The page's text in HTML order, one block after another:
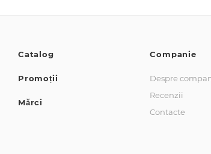
Catalog
Promoții
Mărci
Companie
Despre
Recenzii
Contacte